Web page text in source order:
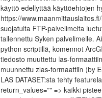
käyttö edellyttää käyttöehtojen
https://
suojatulta FTP-palvelimelta
tallennettu Syken palvelimelle.
python scriptillä, komennot
tiedosto muuttettu las-
muunnettu zlas-formaattiin (by
LAS DATASET:sta tehty
return_values="" => kaikki